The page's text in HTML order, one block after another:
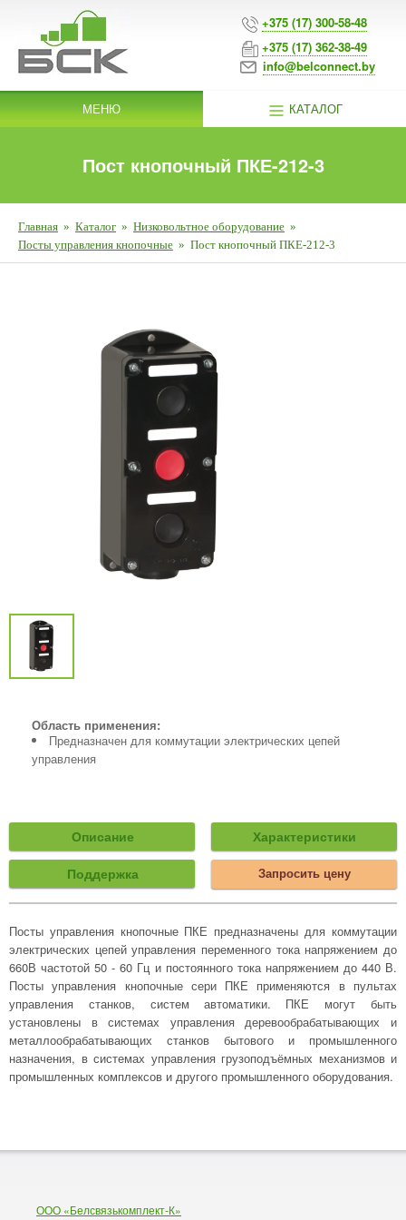
+375 (17) 300-58-48
+375 (17) 362-38-49
info@belconnect.by
МЕНЮ КАТАЛОГ
Пост кнопочный ПКЕ-212-3
Главная » Каталог » Низковольтное оборудование »
Посты управления кнопочные » Пост кнопочный ПКЕ-212-3
Область применения:
Предназначен для коммутации электрических цепей
управления
Описание Характеристики
Поддержка Запросить цену
Посты управления кнопочные ПКЕ предназначены для коммутации
электрических цепей управления переменного тока напряжением до
660В частотой 50 - 60 Гц и постоянного тока напряжением до 440 В.
Посты управления кнопочные сери ПКЕ применяются в пультах
управления станков, систем автоматики. ПКЕ могут быть
установлены в системах управления деревообрабатывающих и
металлообрабатывающих станков бытового и промышленного
назначения, в системах управления грузоподъёмных механизмов и
промышленных комплексов и другого промышленного оборудования.
ООО «Белсвязькомплект-К»